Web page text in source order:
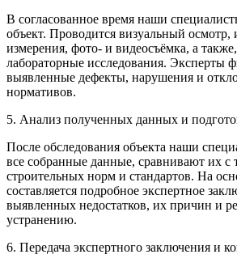
В согласованное время наши
объект. Проводится визуальный осмотр,
измерения, фото- и видеосъёмка, а
лабораторные исследования. Эксперты
выявленные дефекты, нарушения и
нормативов.
5. Анализ полученных данных и
После обследования объекта наши
все собранные данные, сравнивают их с
строительных норм и стандартов. На
составляется подробное экспертное
выявленных недостатков, их причин и
устранению.
6. Передача экспертного заключения и